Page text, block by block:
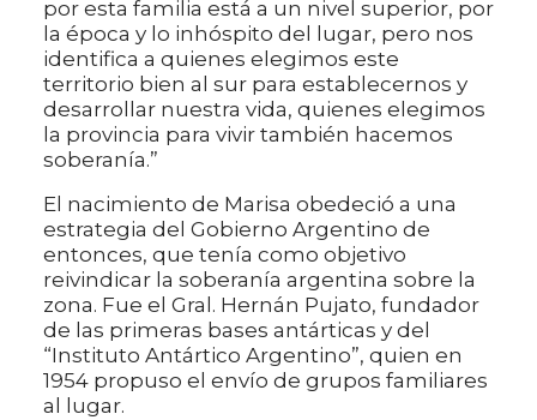
por esta familia está a un nivel superior, por
la época y lo inhóspito del lugar, pero nos
identifica a quienes elegimos este
territorio bien al sur para establecernos y
desarrollar nuestra vida, quienes elegimos
la provincia para vivir también hacemos
soberanía.”
El nacimiento de Marisa obedeció a una
estrategia del Gobierno Argentino de
entonces, que tenía como objetivo
reivindicar la soberanía argentina sobre la
zona. Fue el Gral. Hernán Pujato, fundador
de las primeras bases antárticas y del
“Instituto Antártico Argentino”, quien en
1954 propuso el envío de grupos familiares
al lugar.